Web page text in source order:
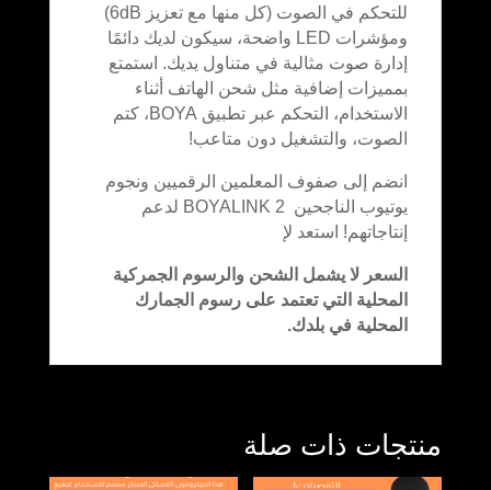
للتحكم في الصوت (كل منها مع تعزيز 6dB)
ومؤشرات LED واضحة، سيكون لديك دائمًا
إدارة صوت مثالية في متناول يديك. استمتع
بمميزات إضافية مثل شحن الهاتف أثناء
الاستخدام، التحكم عبر تطبيق BOYA، كتم
الصوت، والتشغيل دون متاعب!
انضم إلى صفوف المعلمين الرقميين ونجوم
يوتيوب الناجحين BOYALINK 2 لدعم
إنتاجاتهم! استعد لإ
السعر لا يشمل الشحن والرسوم الجمركية
المحلية التي تعتمد على رسوم الجمارك
المحلية في بلدك.
منتجات ذات صلة